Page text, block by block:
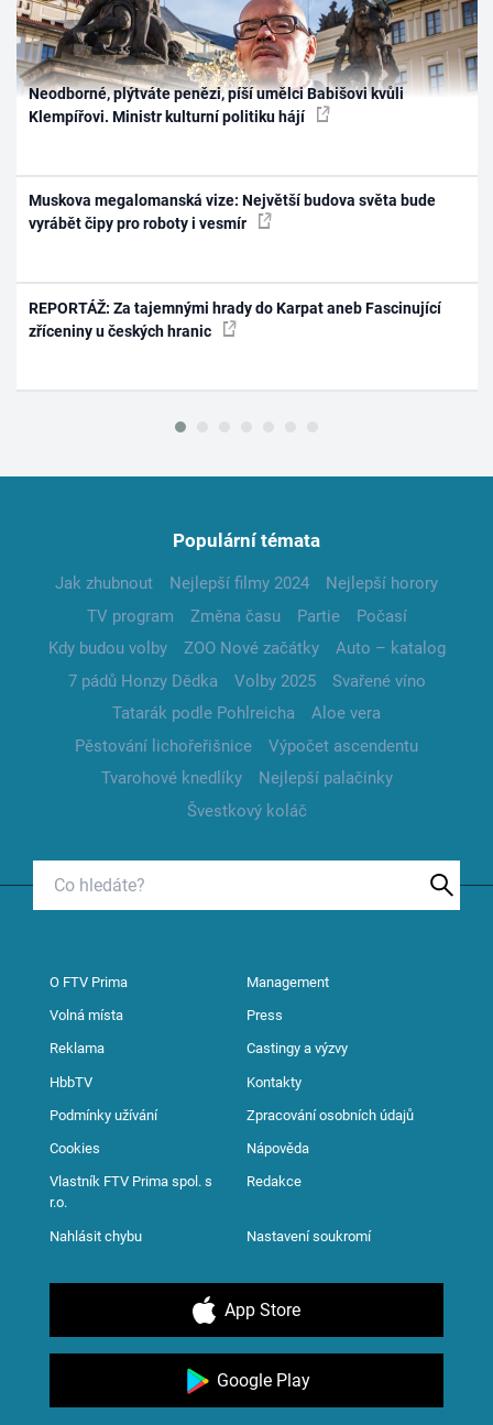
Neodborné, plýtváte penězi, píší umělci Babišovi kvůli
Klempířovi. Ministr kulturní politiku hájí
Muskova megalomanská vize: Největší budova světa bude
vyrábět čipy pro roboty i vesmír
REPORTÁŽ: Za tajemnými hrady do Karpat aneb Fascinující
zříceniny u českých hranic
Populární témata
Jak zhubnout Nejlepší filmy 2024
Nejlepší horory
TV program
Změna času Partie
Počasí
Kdy budou volby
ZOO Nové začátky
Auto – katalog
7 pádů Honzy Dědka
Volby 2025
Svařené víno
Tatarák podle Pohlreicha
Aloe vera
Pěstování lichořeřišnice
Výpočet ascendentu
Tvarohové knedlíky
Nejlepší palačinky
Švestkový koláč
O FTV Prima Management
Volná místa Press
Reklama Castingy a výzvy
HbbTV Kontakty
Podmínky užívání Zpracování osobních údajů
Cookies Nápověda
Vlastník FTV Prima spol. s
r.o.
Redakce
Nahlásit chybu Nastavení soukromí
App Store
Google Play